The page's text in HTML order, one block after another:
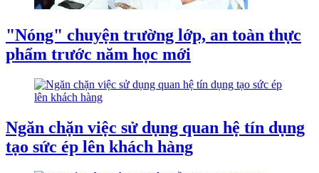
"Nóng" chuyện trường lớp, an toàn thực
phẩm trước năm học mới
Ngăn chặn việc sử dụng quan hệ tín dụng
tạo sức ép lên khách hàng